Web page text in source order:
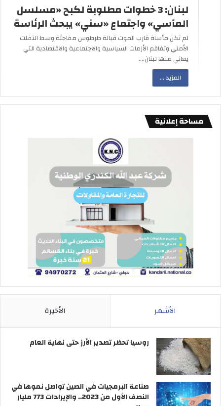
لبنان: 3 خطوات مطلوبة لكبح «مسلسل
المآسي» واجتماع «سني» يبحث الرئاسة
لم تكن مأساة قارب الموت قبالة طرطوس مفاجئة وسط التفلت
الأمني وتفاقم الأزمات السياسية والاجتماعية والاقتصادية التي
يعاني منها لبنان.…
المزيد ...
مساحة إعلانية
الأشهر الأخيرة
روسيا تحظر تصدير الأرز حتى نهاية العام
صناعة البرمجيات في الصين تواصل نموها في
النصف الأول من 2023.. والإيرادات 773 مليار